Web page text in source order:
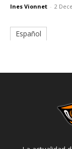
Ines Vionnet - 2
Español